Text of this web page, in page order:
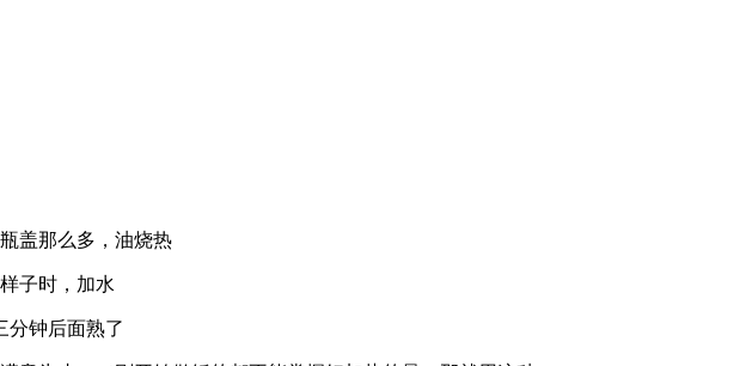
盖那么多，油烧热
子时，加水
分钟后面熟了